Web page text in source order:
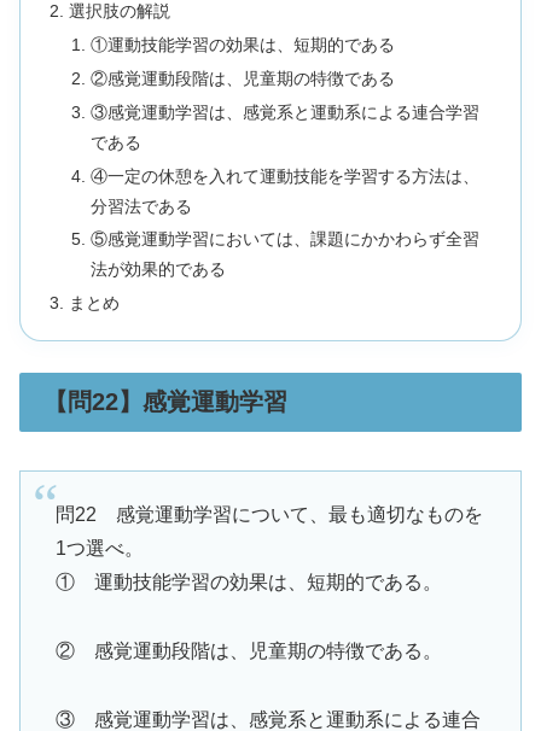
選択肢の解説
①運動技能学習の効果は、短期的である
②感覚運動段階は、児童期の特徴である
③感覚運動学習は、感覚系と運動系による連合学習
である
④一定の休憩を入れて運動技能を学習する方法は、
分習法である
⑤感覚運動学習においては、課題にかかわらず全習
法が効果的である
まとめ
【問22】感覚運動学習
問22 感覚運動学習について、最も適切なものを
1つ選べ。
① 運動技能学習の効果は、短期的である。
② 感覚運動段階は、児童期の特徴である。
③ 感覚運動学習は、感覚系と運動系による連合